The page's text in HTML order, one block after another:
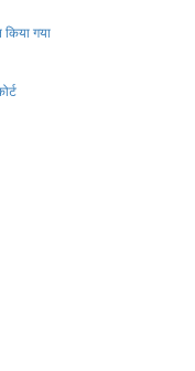
गया